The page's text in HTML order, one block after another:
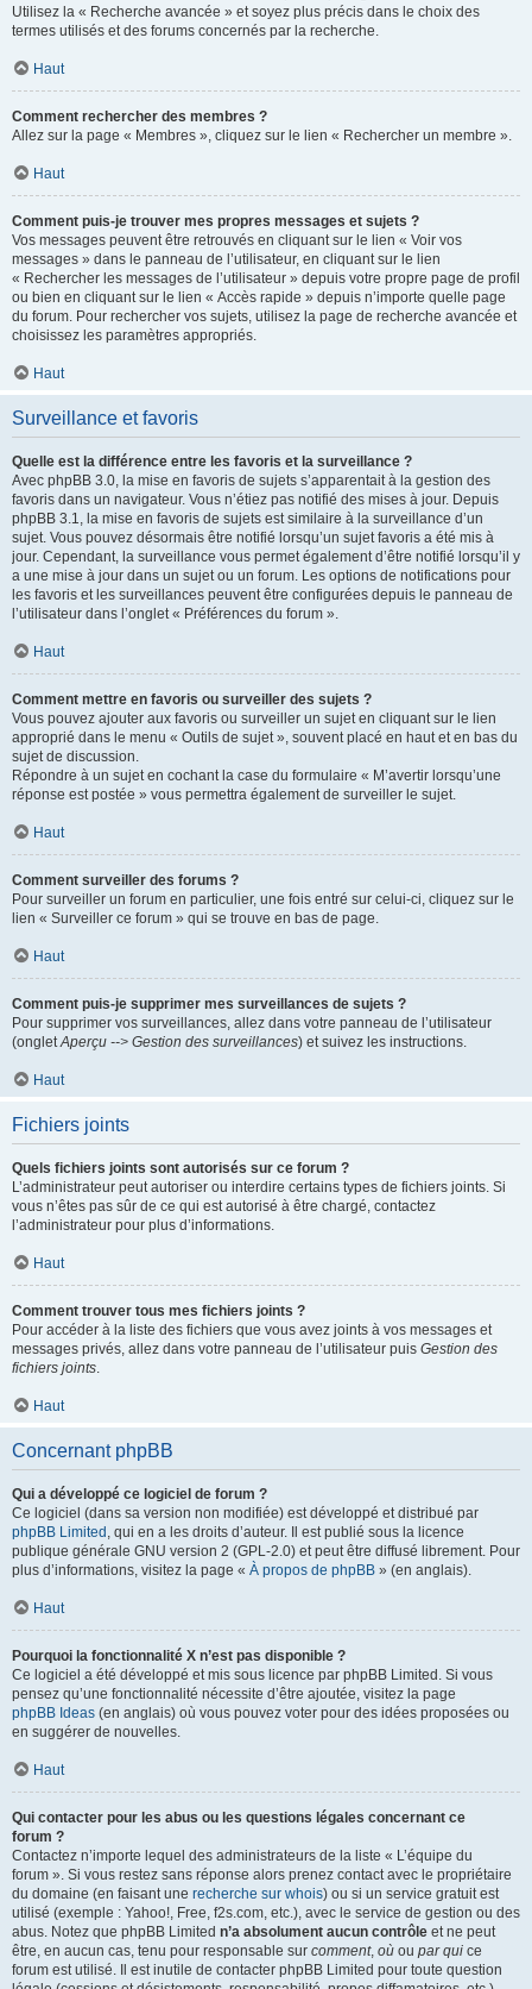
Utilisez la « Recherche avancée » et soyez plus précis dans le choix des
termes utilisés et des forums concernés par la recherche.
Haut
Comment rechercher des membres ?
Allez sur la page « Membres », cliquez sur le lien « Rechercher un membre ».
Haut
Comment puis-je trouver mes propres messages et sujets ?
Vos messages peuvent être retrouvés en cliquant sur le lien « Voir vos
messages » dans le panneau de l’utilisateur, en cliquant sur le lien
« Rechercher les messages de l’utilisateur » depuis votre propre page de profil
ou bien en cliquant sur le lien « Accès rapide » depuis n’importe quelle page
du forum. Pour rechercher vos sujets, utilisez la page de recherche avancée et
choisissez les paramètres appropriés.
Haut
Surveillance et favoris
Quelle est la différence entre les favoris et la surveillance ?
Avec phpBB 3.0, la mise en favoris de sujets s’apparentait à la gestion des
favoris dans un navigateur. Vous n’étiez pas notifié des mises à jour. Depuis
phpBB 3.1, la mise en favoris de sujets est similaire à la surveillance d’un
sujet. Vous pouvez désormais être notifié lorsqu’un sujet favoris a été mis à
jour. Cependant, la surveillance vous permet également d’être notifié lorsqu’il y
a une mise à jour dans un sujet ou un forum. Les options de notifications pour
les favoris et les surveillances peuvent être configurées depuis le panneau de
l’utilisateur dans l’onglet « Préférences du forum ».
Haut
Comment mettre en favoris ou surveiller des sujets ?
Vous pouvez ajouter aux favoris ou surveiller un sujet en cliquant sur le lien
approprié dans le menu « Outils de sujet », souvent placé en haut et en bas du
sujet de discussion.
Répondre à un sujet en cochant la case du formulaire « M’avertir lorsqu’une
réponse est postée » vous permettra également de surveiller le sujet.
Haut
Comment surveiller des forums ?
Pour surveiller un forum en particulier, une fois entré sur celui-ci, cliquez sur le
lien « Surveiller ce forum » qui se trouve en bas de page.
Haut
Comment puis-je supprimer mes surveillances de sujets ?
Pour supprimer vos surveillances, allez dans votre panneau de l’utilisateur
(ongletAperçu --> Gestion des surveillances) et suivez les instructions.
Haut
Fichiers joints
Quels fichiers joints sont autorisés sur ce forum ?
L’administrateur peut autoriser ou interdire certains types de fichiers joints. Si
vous n’êtes pas sûr de ce qui est autorisé à être chargé, contactez
l’administrateur pour plus d’informations.
Haut
Comment trouver tous mes fichiers joints ?
Pour accéder à la liste des fichiers que vous avez joints à vos messages et
messages privés, allez dans votre panneau de l’utilisateur puis Gestion des
fichiers joints.
Haut
Concernant phpBB
Qui a développé ce logiciel de forum ?
Ce logiciel (dans sa version non modifiée) est développé et distribué par
phpBB Limited , qui en a les droits d’auteur. Il est publié sous la licence
publique générale GNU version 2 (GPL-2.0) et peut être diffusé librement. Pour
plus d’informations, visitez la page « À propos de phpBB » (en anglais).
Haut
Pourquoi la fonctionnalité X n’est pas disponible ?
Ce logiciel a été développé et mis sous licence par phpBB Limited. Si vous
pensez qu’une fonctionnalité nécessite d’être ajoutée, visitez la page
phpBB Ideas (en anglais) où vous pouvez voter pour des idées proposées ou
en suggérer de nouvelles.
Haut
Qui contacter pour les abus ou les questions légales concernant ce
forum ?
Contactez n’importe lequel des administrateurs de la liste « L’équipe du
forum ». Si vous restez sans réponse alors prenez contact avec le propriétaire
du domaine (en faisant une recherche sur whois) ou si un service gratuit est
utilisé (exemple : Yahoo!, Free, f2s.com, etc.), avec le service de gestion ou des
abus. Notez que phpBB Limited n’a absolument aucun contrôle et ne peut
être, en aucun cas, tenu pour responsable sur comment, où ou par qui ce
forum est utilisé. Il est inutile de contacter phpBB Limited pour toute question